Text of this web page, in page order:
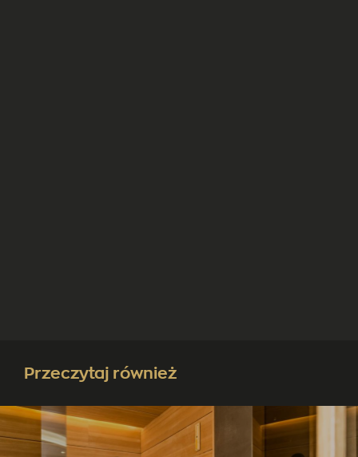
Przeczytaj również